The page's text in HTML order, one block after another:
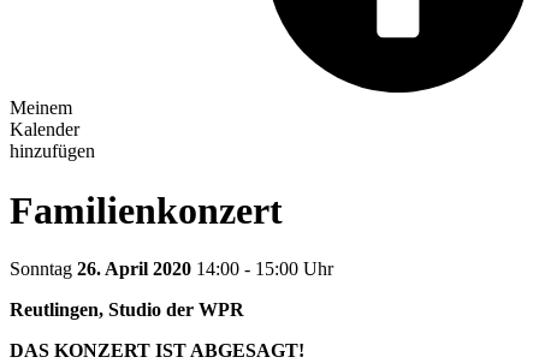
Meinem
Kalender
hinzufügen
Familienkonzert
Sonntag 26. April 2020 14:00 - 15:00 Uhr
Reutlingen, Studio der WPR
DAS KONZERT IST ABGESAGT!